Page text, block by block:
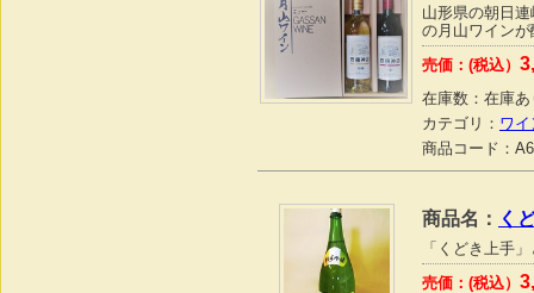
山形県の朝日
の月山ワイン
売価：(税込）
在庫数： 在庫あ
カテゴリ： ワイ
商品コード：
商品名： く
「くどき上手
売価：(税込）